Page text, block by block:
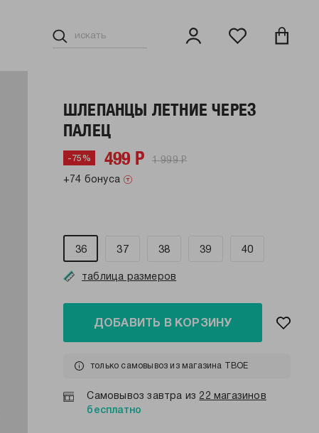
ШЛЕПАНЦЫ ЛЕТНИЕ ЧЕРЕЗ
ПАЛЕЦ
-75% 499 Р 1 999 Р
+74 бонуса
36 37 38 39 40
таблица размеров
ДОБАВИТЬ В КОРЗИНУ
только самовывоз из магазина ТВОЕ
Самовывоз завтра из 22 магазинов
бесплатно